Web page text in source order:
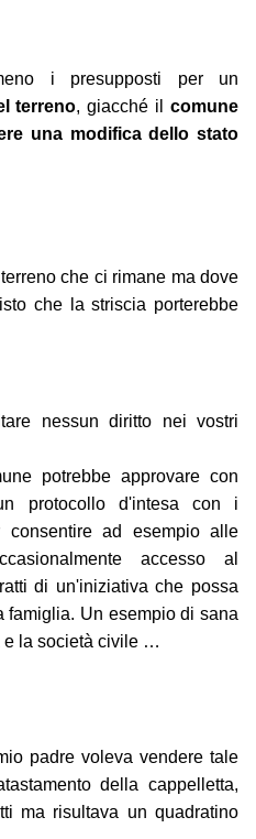
i presupposti per un
terreno, giacché ilcomune
una modifica dello stato
che ci rimane ma dove
che la striscia porterebbe
nessun diritto nei vostri
potrebbe approvare con
protocollo d'intesa con i
consentire ad esempio alle
accesso al
di un'iniziativa che possa
famiglia. Un esempio di sana
e la società civile …
padre voleva vendere tale
della cappelletta,
ma risultava un quadratino